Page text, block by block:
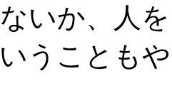
いか、人
うことも